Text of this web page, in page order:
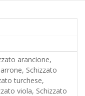
arancione,
Schizzato
turchese,
viola, Schizzato